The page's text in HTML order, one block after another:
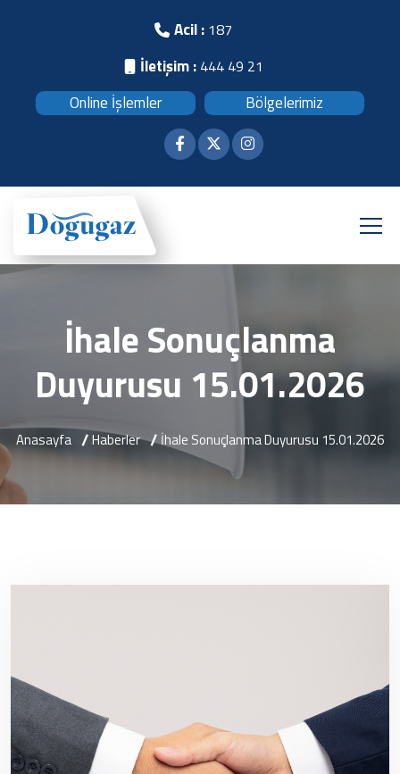
Acil : 187
İletişim : 444 49 21
Online İşlemler Bölgelerimiz
İhale Sonuçlanma
Duyurusu 15.01.2026
Anasayfa Haberler İhale Sonuçlanma Duyurusu 15.01.2026